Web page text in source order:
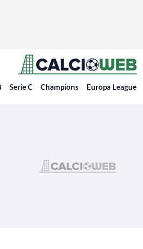
Serie C Champions Europa League